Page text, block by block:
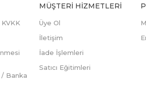
Banka
MÜŞTERI HIZMETLERI
Üye Ol
İletişim
İade İşlemleri
Satıcı Eğitimleri